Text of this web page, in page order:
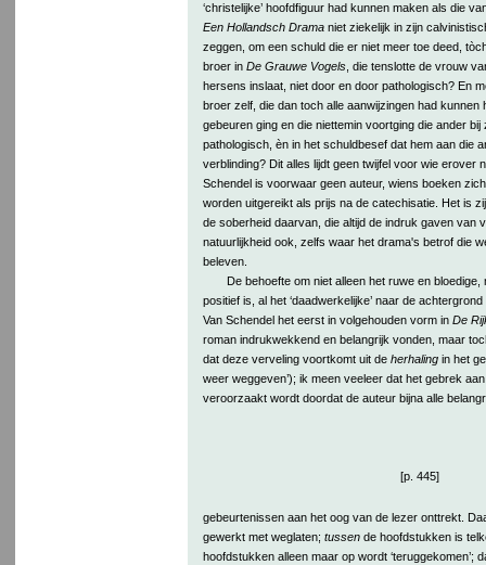
‘christelijke’ hoofdfiguur had kunnen maken als die
Een Hollandsch Dramaniet ziekelijk in zijn
zeggen, om een schuld die er niet meer toe deed,
broer in De Grauwe Vogels, die tenslotte de vrouw
hersens inslaat, niet door en door pathologisch? En
broer zelf, die dan toch alle aanwijzingen had kunnen
gebeuren ging en die niettemin voortging die ander bij
pathologisch, èn in het schuldbesef dat hem aan die
verblinding? Dit alles lijdt geen twijfel voor wie erover
Schendel is voorwaar geen auteur, wiens boeken
worden uitgereikt als prijs na de catechisatie. Het is
de soberheid daarvan, die altijd de indruk gaven van
natuurlijkheid ook, zelfs waar het drama's betrof die
beleven.
De behoefte om niet alleen het ruwe en
positief is, al het ‘daadwerkelijke’ naar de
Van Schendel het eerst in volgehouden vorm in De
roman indrukwekkend en belangrijk vonden, maar
dat deze verveling voortkomt uit de herhalingin het
weer weggeven’); ik meen veeleer dat het gebrek aan
veroorzaakt wordt doordat de auteur bijna alle
[p. 445]
gebeurtenissen aan het oog van de lezer onttrekt.
gewerkt met weglaten; tussende hoofdstukken is
hoofdstukken alleen maar op wordt ‘teruggekomen’;